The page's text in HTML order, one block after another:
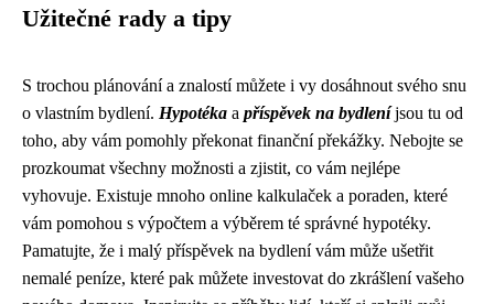
Užitečné rady a tipy
S trochou plánování a znalostí můžete i vy dosáhnout svého snu
o vlastním bydlení. Hypotéka a příspěvek na bydleníjsou tu od
toho, aby vám pomohly překonat finanční překážky. Nebojte se
prozkoumat všechny možnosti a zjistit, co vám nejlépe
vyhovuje. Existuje mnoho online kalkulaček a poraden, které
vám pomohou s výpočtem a výběrem té správné hypotéky.
Pamatujte, že i malý příspěvek na bydlení vám může ušetřit
nemalé peníze, které pak můžete investovat do zkrášlení vašeho